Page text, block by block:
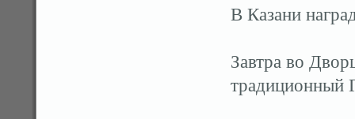
В Казани
Завтра во
традиционный